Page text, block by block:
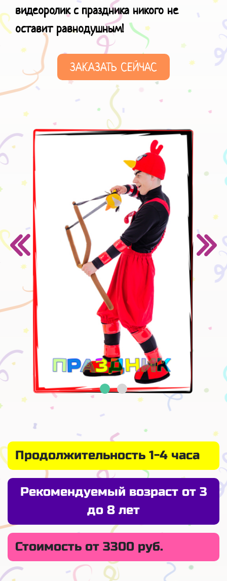
видеоролик с праздника никого не
оставит равнодушным!
ЗАКАЗАТЬ СЕЙЧАС
Продолжительность 1-4 часа
Рекомендуемый возраст от 3
до 8 лет
Стоимость от 3300 руб.